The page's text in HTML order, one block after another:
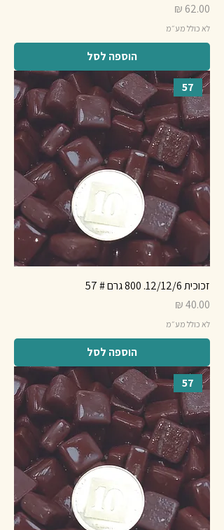
מחיר
לא כולל מע״מ
הוספה לסל
57
זכוכית 12/12/6. 800 גרם # 57
מחיר
לא כולל מע״מ
הוספה לסל
57